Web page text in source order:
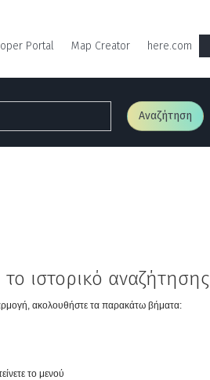
Portal Map Creator here.com
Αναζήτηση
ιστορικό αναζήτησης
ακολουθήστε τα παρακάτω βήματα:
το μενού